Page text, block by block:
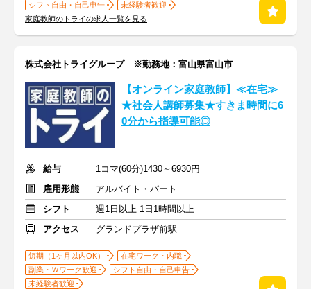
シフト自由・自己申告
未経験者歓迎
家庭教師のトライの求人一覧を見る
株式会社トライグループ ※勤務地：富山県富山市
【オンライン家庭教師】≪在宅≫
★社会人講師募集★すきま時間に6
0分から指導可能◎
給与
1コマ(60分)1430～6930円
雇用形態
アルバイト・パート
シフト
週1日以上 1日1時間以上
アクセス
グランドプラザ前駅
短期（1ヶ月以内OK）
在宅ワーク・内職
副業・Ｗワーク歓迎
シフト自由・自己申告
未経験者歓迎